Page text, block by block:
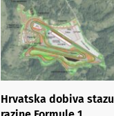
Hrvatska dobiva stazu